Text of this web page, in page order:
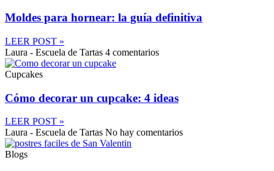
Moldes para hornear: la guía definitiva
LEER POST »
Laura - Escuela de Tartas 4 comentarios
Cupcakes
Cómo decorar un cupcake: 4 ideas
LEER POST »
Laura - Escuela de Tartas No hay comentarios
Blogs